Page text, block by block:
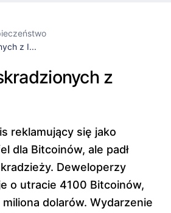
z I...
z
reklamujący się jako
dla Bitcoinów, ale padł
Deweloperzy
o utracie 4100 Bitcoinów,
miliona dolarów. Wydarzenie